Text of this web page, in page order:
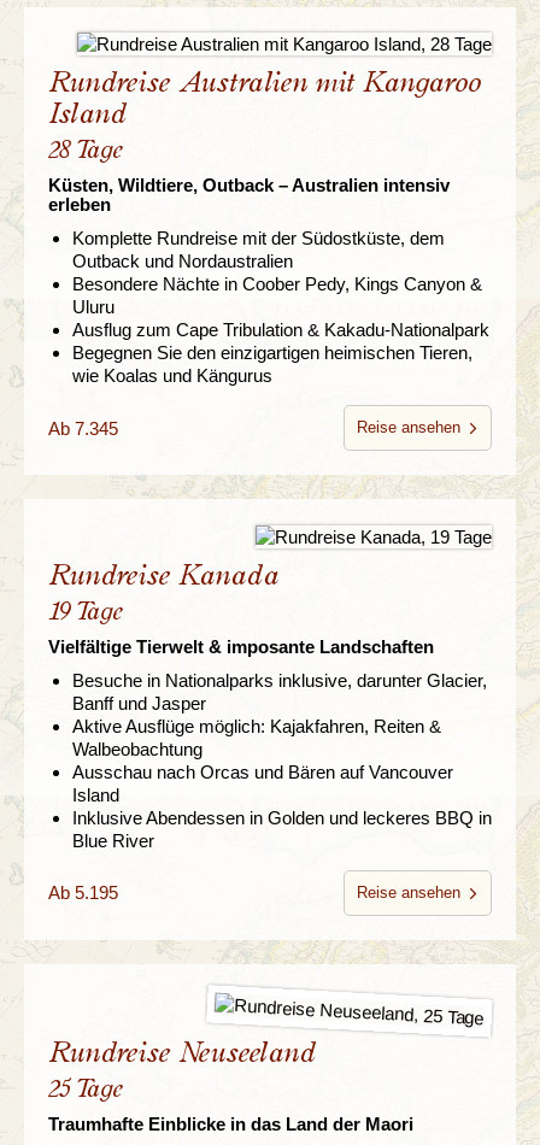
Rundreise Australien mit Kangaroo
Island
28 Tage
Küsten, Wildtiere, Outback – Australien intensiv
erleben
Komplette Rundreise mit der Südostküste, dem
Outback und Nordaustralien
Besondere Nächte in Coober Pedy, Kings Canyon &
Uluru
Ausflug zum Cape Tribulation & Kakadu-Nationalpark
Begegnen Sie den einzigartigen heimischen Tieren,
wie Koalas und Kängurus
Ab 7.345 Reise ansehen
Rundreise Kanada
19 Tage
Vielfältige Tierwelt & imposante Landschaften
Besuche in Nationalparks inklusive, darunter Glacier,
Banff und Jasper
Aktive Ausflüge möglich: Kajakfahren, Reiten &
Walbeobachtung
Ausschau nach Orcas und Bären auf Vancouver
Island
Inklusive Abendessen in Golden und leckeres BBQ in
Blue River
Ab 5.195 Reise ansehen
Rundreise Neuseeland
25 Tage
Traumhafte Einblicke in das Land der Maori